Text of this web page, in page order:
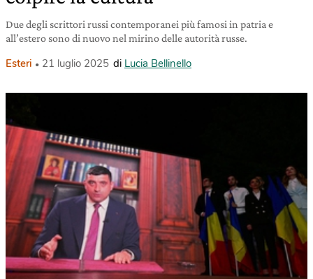
Due degli scrittori russi contemporanei più famosi in patria e
all’estero sono di nuovo nel mirino delle autorità russe.
Esteri 21 luglio 2025 di Lucia Bellinello